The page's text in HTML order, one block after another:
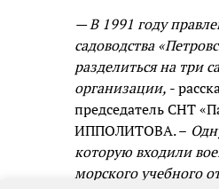
— В 1991 году
садоводства
разделиться на три
организации, -
председатель СНТ
ИППОЛИТОВА. –
которую входили
морского учебного